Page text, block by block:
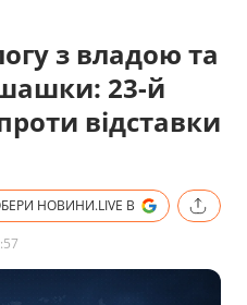
з владою та
23-й
відставки
НОВИНИ.LIVE В